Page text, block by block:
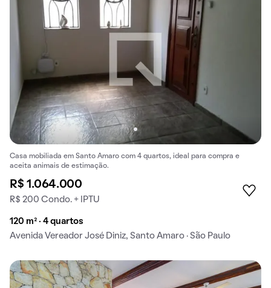
Casa mobiliada em Santo Amaro com 4 quartos, ideal para compra e
aceita animais de estimação.
R$ 1.064.000
R$ 200 Condo. + IPTU
120 m² · 4 quartos
Avenida Vereador José Diniz, Santo Amaro · São Paulo